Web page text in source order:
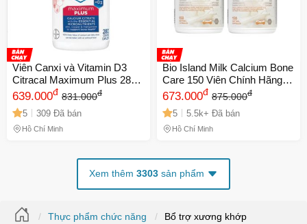
Viên Canxi và Vitamin D3
Citracal Maximum Plus 280
viên - Hỗ trợ sức khỏe
hiệu quả từ Bayer Mỹ
639.000đ 831.000đ
5 309 Đã bán
Hồ Chí Minh
Bio Island Milk Calcium Bone
Care 150 Viên Chính Hãng
Úc | Canxi Sữa Tự Nhiên |
Răng Chắc Khỏe
673.000đ 875.000đ
5 5.5k+ Đã bán
Hồ Chí Minh
Xem thêm 3303 sản phẩm
Thực phẩm chức năng Bổ trợ xương khớp